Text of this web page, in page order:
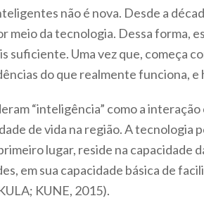
não é nova. Desde a
meio da tecnologia. Dessa forma,
suficiente. Uma vez que, começa
do que realmente funciona, e
“inteligência” como a
de vida na região. A tecnologia
lugar, reside na capacidade
em sua capacidade básica de
KUNE, 2015).